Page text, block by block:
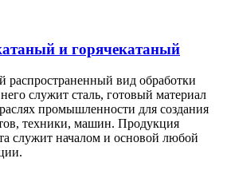
и горячекатаный
распространенный вид обработки
служит сталь, готовый материал
промышленности для создания
техники, машин. Продукция
служит началом и основой любой